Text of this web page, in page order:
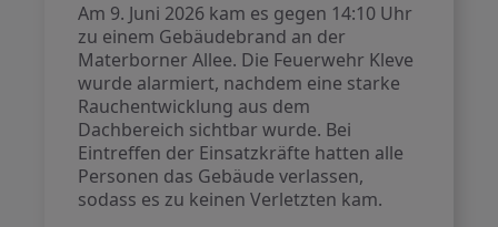
Am 9. Juni 2026 kam es gegen 14:10 Uhr
zu einem Gebäudebrand an der
Materborner Allee. Die Feuerwehr Kleve
wurde alarmiert, nachdem eine starke
Rauchentwicklung aus dem
Dachbereich sichtbar wurde. Bei
Eintreffen der Einsatzkräfte hatten alle
Personen das Gebäude verlassen,
sodass es zu keinen Verletzten kam.